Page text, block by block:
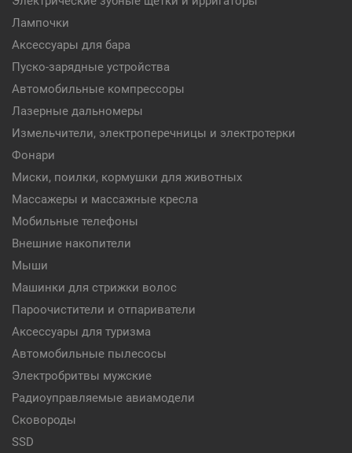
Лампочки
Аксессуары для бара
Пуско-зарядные устройства
Автомобильные компрессоры
Лазерные дальномеры
Измельчители, электроперечницы и электротерки
Фонари
Миски, поилки, кормушки для животных
Массажеры и массажные кресла
Мобильные телефоны
Внешние накопители
Мыши
Машинки для стрижки волос
Пароочистители и отпариватели
Аксессуары для туризма
Автомобильные пылесосы
Электробритвы мужские
Радиоуправляемые авиамодели
Сковороды
SSD